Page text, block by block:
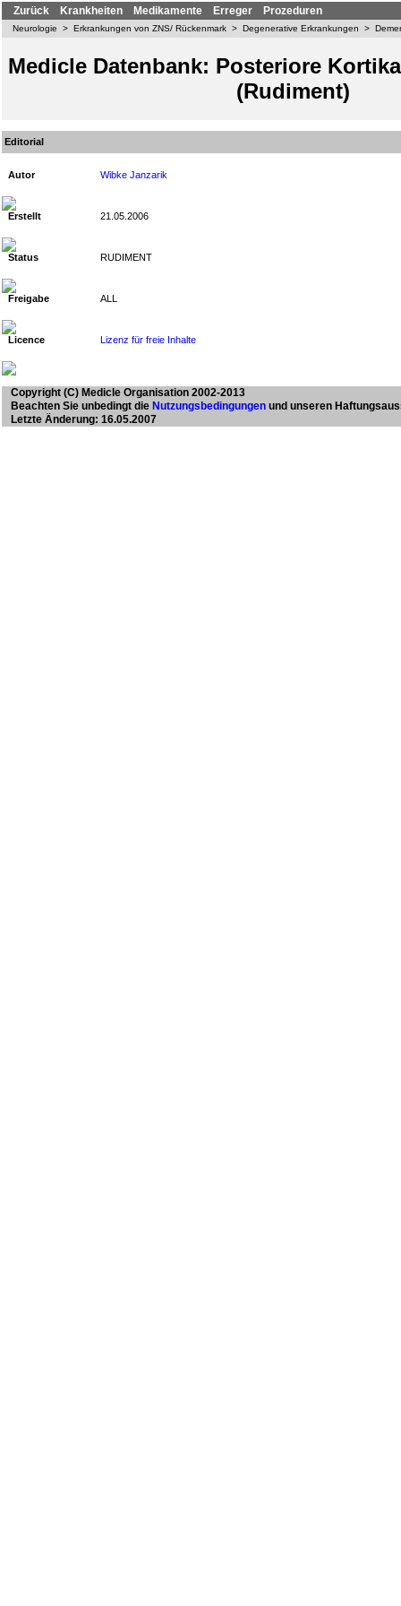
Zurück Krankheiten Medikamente Erreger Prozeduren
Neurologie > Erkrankungen von ZNS/ Rückenmark > Degenerative Erkrankungen >
Medicle Datenbank: Posteriore
(Rudiment)
Editorial
Autor Wibke Janzarik
Erstellt 21.05.2006
Status RUDIMENT
Freigabe ALL
Licence Lizenz für freie Inhalte
Copyright (C) Medicle Organisation 2002-2013
Beachten Sie unbedingt die Nutzungsbedingungen und unseren
Letzte Änderung: 16.05.2007